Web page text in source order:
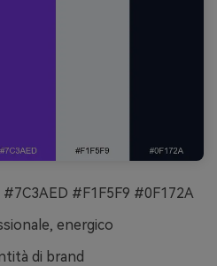
#F1F5F9 #0F172A
energico
di brand